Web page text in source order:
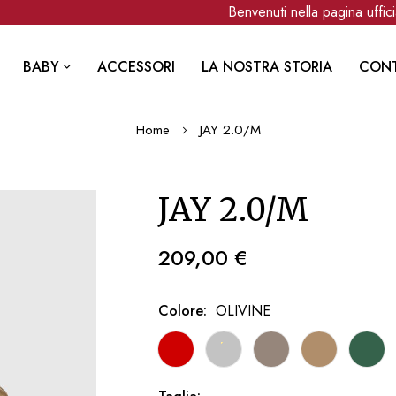
Benvenuti nella pagina
BABY ACCESSORI LA NOSTRA STORIA
Home JAY 2.0/M
JAY 2.0/M
209,00 €
Colore OLIVINE